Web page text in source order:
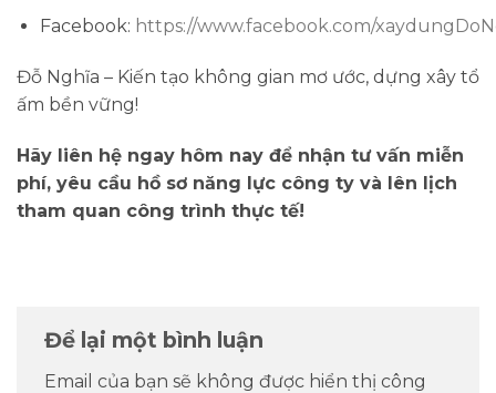
Facebook: https://www.facebook.com/
Đỗ Nghĩa – Kiến tạo không gian mơ ước, dựng xây tổ
ấm bền vững!
Hãy liên hệ ngay hôm nay để nhận tư vấn miễn
phí, yêu cầu hồ sơ năng lực công ty và lên lịch
tham quan công trình thực tế!
Để lại một bình luận
Email của bạn sẽ không được hiển thị công